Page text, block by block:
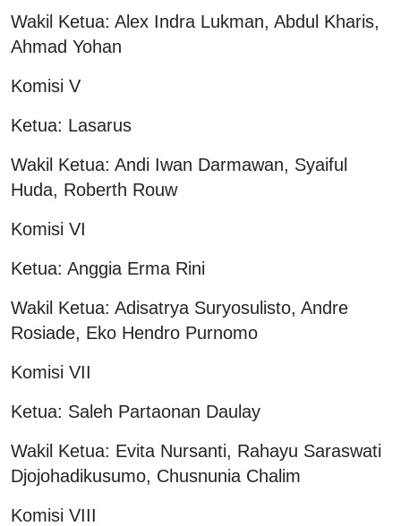
Wakil Ketua: Alex Indra Lukman, Abdul Kharis,
Ahmad Yohan
Komisi V
Ketua: Lasarus
Wakil Ketua: Andi Iwan Darmawan, Syaiful
Huda, Roberth Rouw
Komisi VI
Ketua: Anggia Erma Rini
Wakil Ketua: Adisatrya Suryosulisto, Andre
Rosiade, Eko Hendro Purnomo
Komisi VII
Ketua: Saleh Partaonan Daulay
Wakil Ketua: Evita Nursanti, Rahayu Saraswati
Djojohadikusumo, Chusnunia Chalim
Komisi VIII